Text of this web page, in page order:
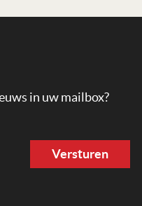
in uw mailbox?